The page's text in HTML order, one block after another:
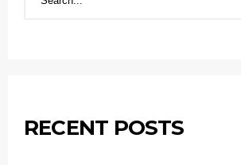
RECENT POSTS